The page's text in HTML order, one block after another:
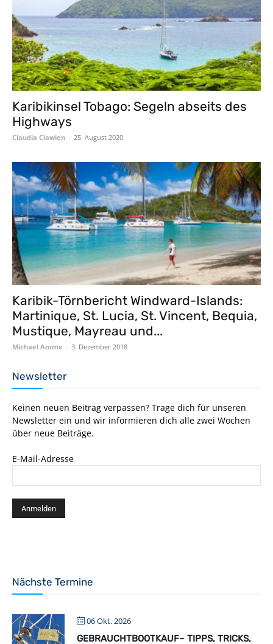
Karibikinsel Tobago: Segeln abseits des
Highways
Claudia Clawien - 25. August 2020
Karibik-Törnbericht Windward-Islands:
Martinique, St. Lucia, St. Vincent, Bequia,
Mustique, Mayreau und...
Michael Amme - 3. Dezember 2018
Newsletter
Keinen neuen Beitrag verpassen? Trage dich für unseren
Newsletter ein und wir informieren dich alle zwei Wochen
über neue Beiträge.
E-Mail-Adresse
Nächste Termine
06 Okt. 2026
GEBRAUCHTBOOTKAUF– TIPPS, TRICKS,